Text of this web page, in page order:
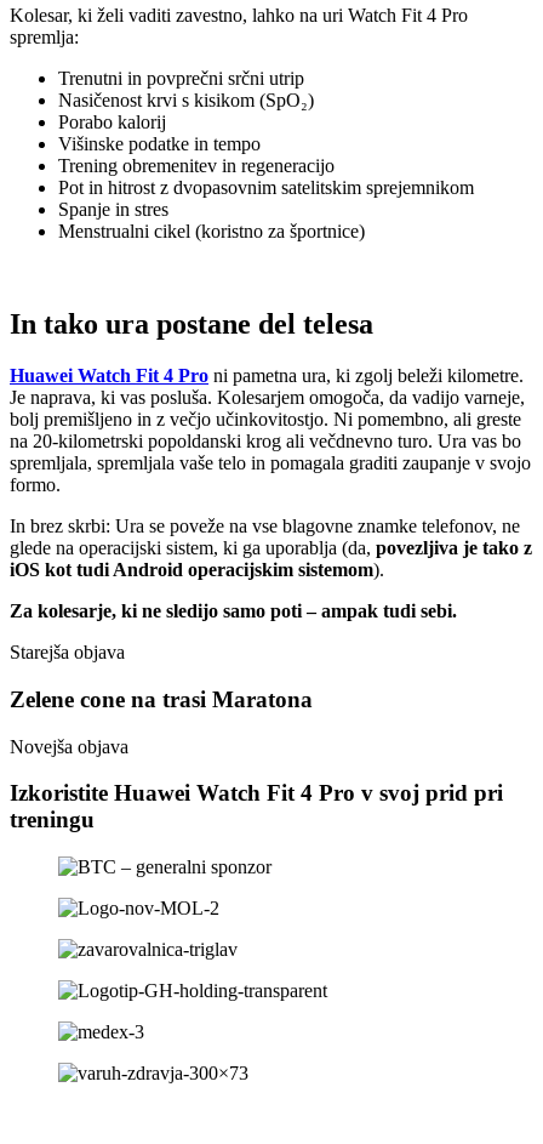
Kolesar, ki želi vaditi zavestno, lahko na uri Watch Fit 4 Pro
spremlja:
Trenutni in povprečni srčni utrip
Nasičenost krvi s kisikom (SpO₂)
Porabo kalorij
Višinske podatke in tempo
Trening obremenitev in regeneracijo
Pot in hitrost z dvopasovnim satelitskim sprejemnikom
Spanje in stres
Menstrualni cikel (koristno za športnice)
In tako ura postane del telesa
Huawei Watch Fit 4 Pro ni pametna ura, ki zgolj beleži kilometre.
Je naprava, ki vas posluša. Kolesarjem omogoča, da vadijo varneje,
bolj premišljeno in z večjo učinkovitostjo. Ni pomembno, ali greste
na 20-kilometrski popoldanski krog ali večdnevno turo. Ura vas bo
spremljala, spremljala vaše telo in pomagala graditi zaupanje v svojo
formo.
In brez skrbi: Ura se poveže na vse blagovne znamke telefonov, ne
glede na operacijski sistem, ki ga uporablja (da, povezljiva je tako z
iOS kot tudi Android operacijskim sistemom).
Za kolesarje, ki ne sledijo samo poti – ampak tudi sebi.
Starejša objava
Zelene cone na trasi Maratona
Novejša objava
Izkoristite Huawei Watch Fit 4 Pro v svoj prid pri
treningu